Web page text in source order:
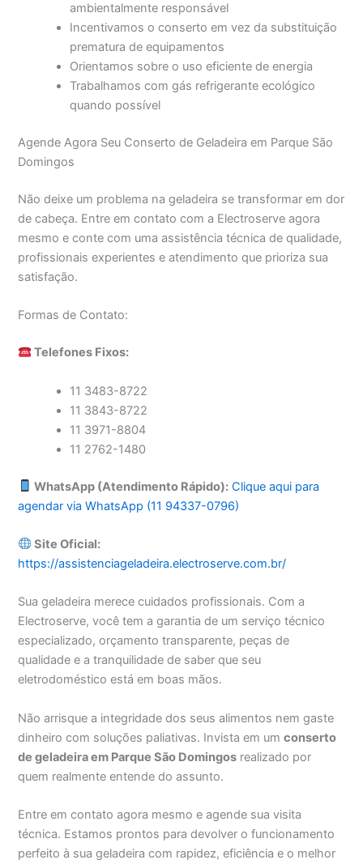
ambientalmente responsável
Incentivamos o conserto em vez da substituição
prematura de equipamentos
Orientamos sobre o uso eficiente de energia
Trabalhamos com gás refrigerante ecológico
quando possível
Agende Agora Seu Conserto de Geladeira em Parque São
Domingos
Não deixe um problema na geladeira se transformar em dor
de cabeça. Entre em contato com a Electroserve agora
mesmo e conte com uma assistência técnica de qualidade,
profissionais experientes e atendimento que prioriza sua
satisfação.
Formas de Contato:
Telefones Fixos:
11 3483-8722
11 3843-8722
11 3971-8804
11 2762-1480
WhatsApp (Atendimento Rápido): Clique aqui para
agendar via WhatsApp (11 94337-0796)
Site Oficial:
https://assistenciageladeira.electroserve.com.br/
Sua geladeira merece cuidados profissionais. Com a
Electroserve, você tem a garantia de um serviço técnico
especializado, orçamento transparente, peças de
qualidade e a tranquilidade de saber que seu
eletrodoméstico está em boas mãos.
Não arrisque a integridade dos seus alimentos nem gaste
dinheiro com soluções paliativas. Invista em umconserto
de geladeira em Parque São Domingos realizado por
quem realmente entende do assunto.
Entre em contato agora mesmo e agende sua visita
técnica. Estamos prontos para devolver o funcionamento
perfeito à sua geladeira com rapidez, eficiência e o melhor